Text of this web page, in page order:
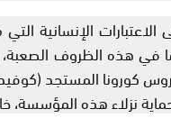
الاعتبارات الإنسانية
في هذه الظروف
حماية نزلاء هذه المؤسسة،